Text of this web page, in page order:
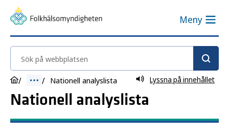
Meny
Sök på webbplatsen
Nationell analyslista Lyssna på innehållet
Nationell analyslista